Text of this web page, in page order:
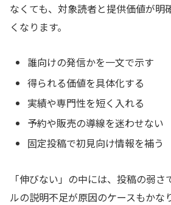
なくても、対象読者と提供価値が明
くなります。
誰向けの発信かを一文で示す
得られる価値を具体化する
実績や専門性を短く入れる
予約や販売の導線を迷わせない
固定投稿で初見向け情報を補う
「伸びない」の中には、投稿の弱
ルの説明不足が原因のケースもかな